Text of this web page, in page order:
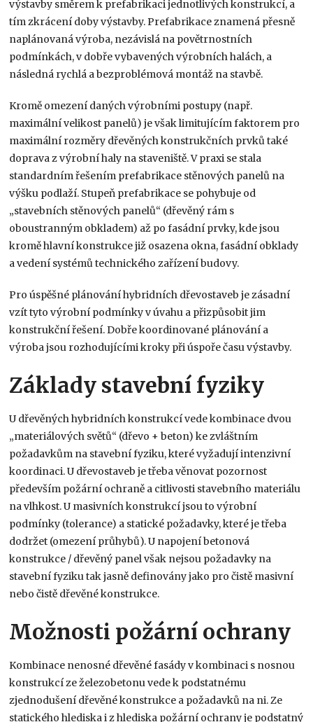
výstavby směrem k prefabrikaci jednotlivých konstrukcí, a
tím zkrácení doby výstavby. Prefabrikace znamená přesně
naplánovaná výroba, nezávislá na povětrnostních
podmínkách, v dobře vybavených výrobních halách, a
následná rychlá a bezproblémová montáž na stavbě.
Kromě omezení daných výrobními postupy (např.
maximální velikost panelů) je však limitujícím faktorem pro
maximální rozměry dřevěných konstrukčních prvků také
doprava z výrobní haly na staveniště. V praxi se stala
standardním řešením prefabrikace stěnových panelů na
výšku podlaží. Stupeň prefabrikace se pohybuje od
„stavebních stěnových panelů“ (dřevěný rám s
oboustranným obkladem) až po fasádní prvky, kde jsou
kromě hlavní konstrukce již osazena okna, fasádní obklady
a vedení systémů technického zařízení budovy.
Pro úspěšné plánování hybridních dřevostaveb je zásadní
vzít tyto výrobní podmínky v úvahu a přizpůsobit jim
konstrukční řešení. Dobře koordinované plánování a
výroba jsou rozhodujícími kroky při úspoře času výstavby.
Základy stavební fyziky
U dřevěných hybridních konstrukcí vede kombinace dvou
„materiálových světů“ (dřevo + beton) ke zvláštním
požadavkům na stavební fyziku, které vyžadují intenzivní
koordinaci. U dřevostaveb je třeba věnovat pozornost
především požární ochraně a citlivosti stavebního materiálu
na vlhkost. U masivních konstrukcí jsou to výrobní
podmínky (tolerance) a statické požadavky, které je třeba
dodržet (omezení průhybů). U napojení betonová
konstrukce / dřevěný panel však nejsou požadavky na
stavební fyziku tak jasně definovány jako pro čistě masivní
nebo čistě dřevěné konstrukce.
Možnosti požární ochrany
Kombinace nenosné dřevěné fasády v kombinaci s nosnou
konstrukcí ze železobetonu vede k podstatnému
zjednodušení dřevěné konstrukce a požadavků na ni. Ze
statického hlediska i z hlediska požární ochrany je podstatný